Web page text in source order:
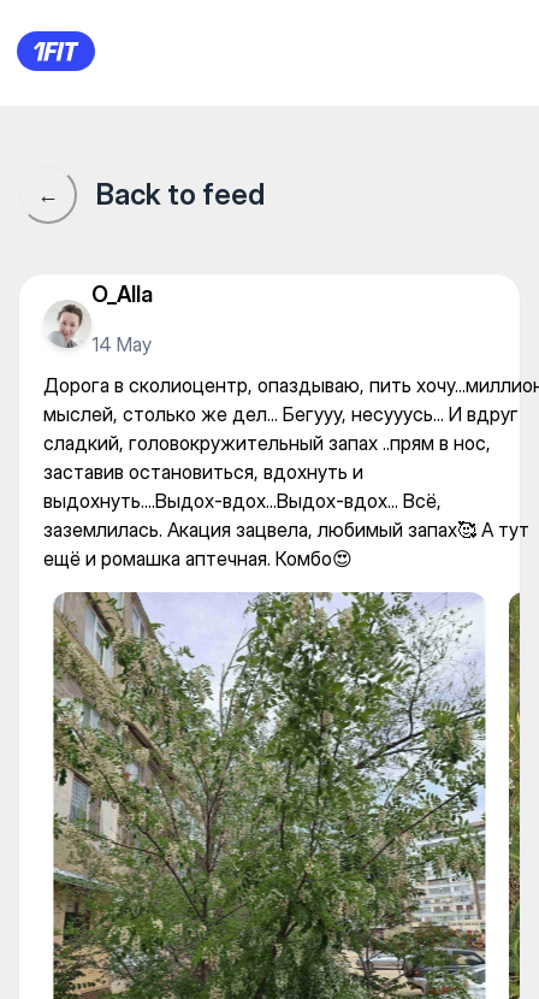
Центр коррекции
← Back to feed
O_Alla
14 May
Дорога в сколиоцентр, опаздываю, пить
мыслей, столько же дел... Бегууу, несууусь... И вдруг
сладкий, головокружительный запах ..прям в нос,
заставив остановиться, вдохнуть и
выдохнуть....Выдох-вдох...Выдох-вдох... Всё,
заземлилась. Акация зацвела, любимый запах🥰 А тут
ещё и ромашка аптечная. Комбо😍